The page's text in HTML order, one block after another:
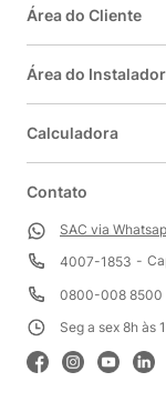
Área do Cliente
Área do Instalador
Calculadora
Contato
SAC via
4007-1853
0800-008 8500
Seg a sex 8h às